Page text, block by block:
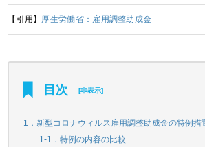
【引用】 厚生労働省：雇用調整助成金
目次 [非表示]
1．新型コロナウィルス雇用調整助成金の特例措
1-1．特例の内容の比較